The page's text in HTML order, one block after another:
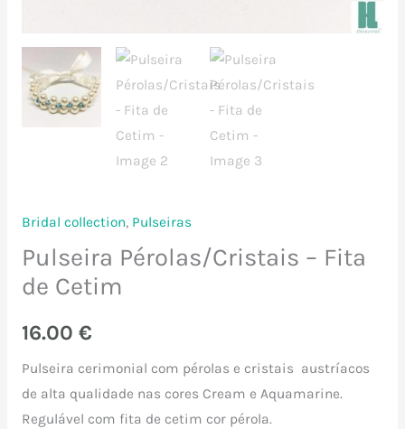
Bridal collection, Pulseiras
Pulseira Pérolas/Cristais – Fita
de Cetim
16.00 €
Pulseira cerimonial com pérolas e cristais austríacos
de alta qualidade nas cores Cream e Aquamarine.
Regulável com fita de cetim cor pérola.